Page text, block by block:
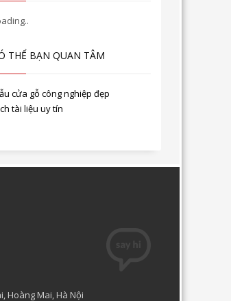
THỂ BẠN QUAN TÂM
cửa gỗ công nghiệp đẹp
tài liệu uy tín
Hoàng Mai, Hà Nội